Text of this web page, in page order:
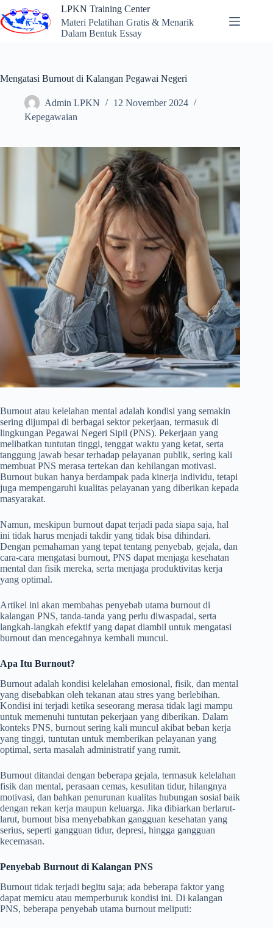
to
content
LPKN Training Center
Materi Pelatihan Gratis & Menarik
Dalam Bentuk Essay
Mengatasi Burnout di Kalangan Pegawai Negeri
Admin LPKN
12 November 2024
Kepegawaian
Burnout atau kelelahan mental adalah kondisi yang semakin
sering dijumpai di berbagai sektor pekerjaan, termasuk di
lingkungan Pegawai Negeri Sipil (PNS). Pekerjaan yang
melibatkan tuntutan tinggi, tenggat waktu yang ketat, serta
tanggung jawab besar terhadap pelayanan publik, sering kali
membuat PNS merasa tertekan dan kehilangan motivasi.
Burnout bukan hanya berdampak pada kinerja individu, tetapi
juga mempengaruhi kualitas pelayanan yang diberikan kepada
masyarakat.
Namun, meskipun burnout dapat terjadi pada siapa saja, hal
ini tidak harus menjadi takdir yang tidak bisa dihindari.
Dengan pemahaman yang tepat tentang penyebab, gejala, dan
cara-cara mengatasi burnout, PNS dapat menjaga kesehatan
mental dan fisik mereka, serta menjaga produktivitas kerja
yang optimal.
Artikel ini akan membahas penyebab utama burnout di
kalangan PNS, tanda-tanda yang perlu diwaspadai, serta
langkah-langkah efektif yang dapat diambil untuk mengatasi
burnout dan mencegahnya kembali muncul.
Apa Itu Burnout?
Burnout adalah kondisi kelelahan emosional, fisik, dan mental
yang disebabkan oleh tekanan atau stres yang berlebihan.
Kondisi ini terjadi ketika seseorang merasa tidak lagi mampu
untuk memenuhi tuntutan pekerjaan yang diberikan. Dalam
konteks PNS, burnout sering kali muncul akibat beban kerja
yang tinggi, tuntutan untuk memberikan pelayanan yang
optimal, serta masalah administratif yang rumit.
Burnout ditandai dengan beberapa gejala, termasuk kelelahan
fisik dan mental, perasaan cemas, kesulitan tidur, hilangnya
motivasi, dan bahkan penurunan kualitas hubungan sosial baik
dengan rekan kerja maupun keluarga. Jika dibiarkan berlarut-
larut, burnout bisa menyebabkan gangguan kesehatan yang
serius, seperti gangguan tidur, depresi, hingga gangguan
kecemasan.
Penyebab Burnout di Kalangan PNS
Burnout tidak terjadi begitu saja; ada beberapa faktor yang
dapat memicu atau memperburuk kondisi ini. Di kalangan
PNS, beberapa penyebab utama burnout meliputi: